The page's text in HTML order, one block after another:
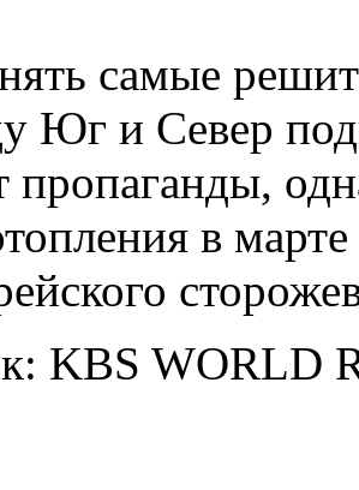
самые
Юг и Север
пропаганды,
в
KBS WORLD